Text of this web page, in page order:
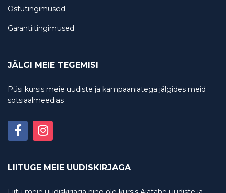
Ostutingimused
Garantiitingimused
JÄLGI MEIE TEGEMISI
Püsi kursis meie uudiste ja kampaaniatega jälgides meid
sotsiaalmeedias
LIITUGE MEIE UUDISKIRJAGA